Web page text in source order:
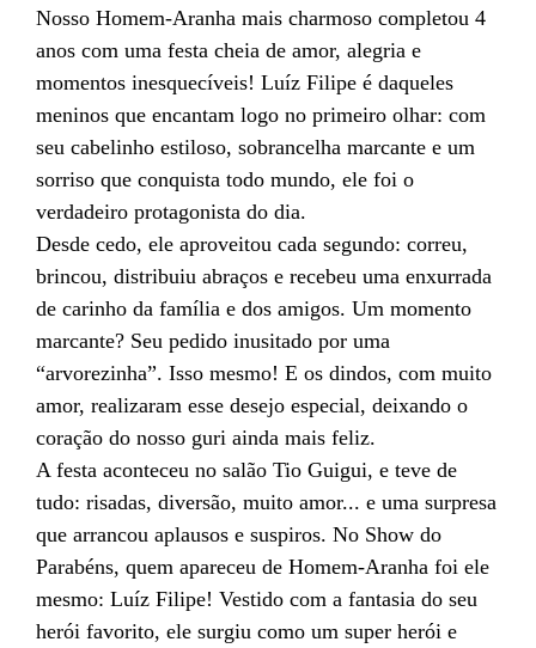
Nosso Homem-Aranha mais charmoso completou 4
anos com uma festa cheia de amor, alegria e
momentos inesquecíveis! Luíz Filipe é daqueles
meninos que encantam logo no primeiro olhar: com
seu cabelinho estiloso, sobrancelha marcante e um
sorriso que conquista todo mundo, ele foi o
verdadeiro protagonista do dia.
Desde cedo, ele aproveitou cada segundo: correu,
brincou, distribuiu abraços e recebeu uma enxurrada
de carinho da família e dos amigos. Um momento
marcante? Seu pedido inusitado por uma
“arvorezinha”. Isso mesmo! E os dindos, com muito
amor, realizaram esse desejo especial, deixando o
coração do nosso guri ainda mais feliz.
A festa aconteceu no salão Tio Guigui, e teve de
tudo: risadas, diversão, muito amor... e uma surpresa
que arrancou aplausos e suspiros. No Show do
Parabéns, quem apareceu de Homem-Aranha foi ele
mesmo: Luíz Filipe! Vestido com a fantasia do seu
herói favorito, ele surgiu como um super herói e